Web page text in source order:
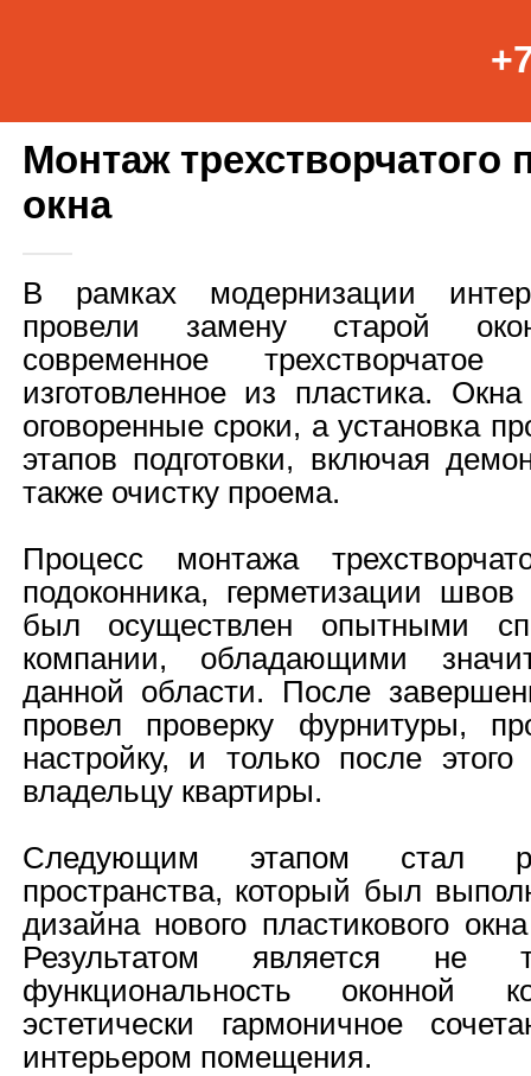
Монтаж трехстворчатого
окна
В рамках модернизации
провели замену старой
современное
изготовленное из пластика.
оговоренные сроки, а установка
этапов подготовки, включая
также очистку проема.
Процесс монтажа
подоконника, герметизации
был осуществлен опытными
компании, обладающими
данной области. После
провел проверку фурнитуры,
настройку, и только после
владельцу квартиры.
Следующим этапом стал
пространства, который был
дизайна нового пластикового
Результатом является не
функциональность оконной
эстетически гармоничное
интерьером помещения.